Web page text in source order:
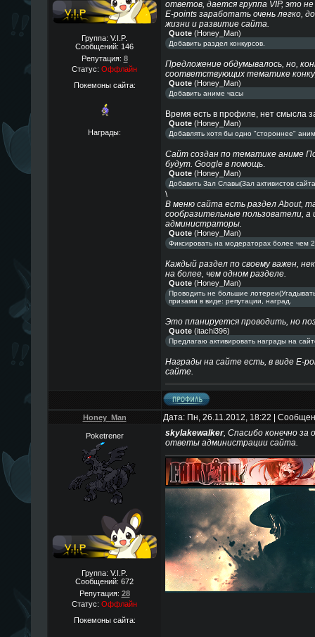
Группа: V.I.P.
Сообщений: 146
Репутация: 8
Статус: Оффлайн
Покемоны сайта:
Награды:
ответов, дается группа VIP, это
E-points заработать очень легко,
жизни и развитие сайта.
Quote(Honey_Man)
Добавить раздел конкурсов.
Предложение обдумывалось, но,
соответствующих тематике
Quote(Honey_Man)
Добавить аниме часы
Время есть в профиле, нет смысла
Quote(Honey_Man)
Добавлять хотя бы одно "стороннее"
Сайт создан по тематике аниме
будут. Google в помощь.
Quote(Honey_Man)
Добавить Зал Славы(Зал активистов
\
В меню сайта есть раздел About,
сообразительные пользователи,
администраторы.
Quote(Honey_Man)
Фиксировать на модераторах более чем
Каждый раздел по своему важен,
на более, чем одном разделе.
Quote(Honey_Man)
Проводить не большие
призами в виде: репутации, наград.
Это планируется проводить, но
Quote(itachi396)
Предлагаю активировать награды на
Награды на сайте есть, в виде E-
сайте.
Honey_Man Дата: Пн, 26.11.2012, 18:22 |
Poketrener
Группа: V.I.P.
Сообщений: 672
Репутация: 28
Статус: Оффлайн
Покемоны сайта:
skylakewalker, Спасибо конечно
ответы администрации сайта.